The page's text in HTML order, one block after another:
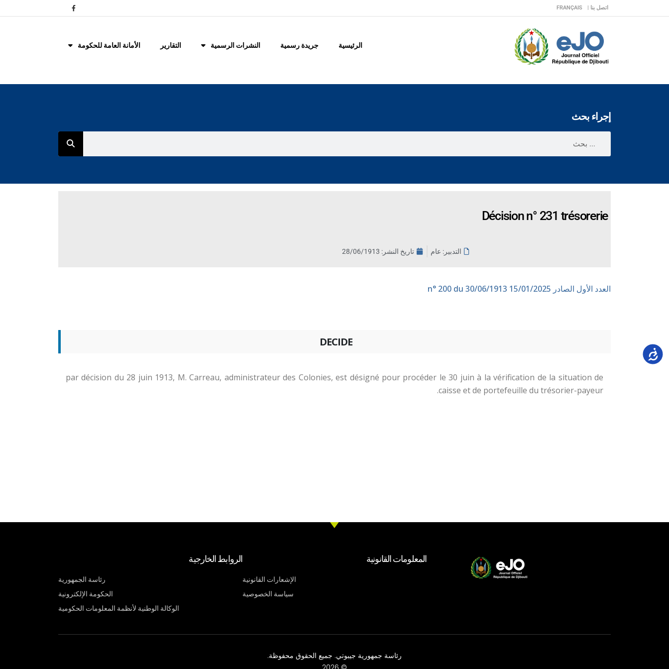
اتصل بنا | FRANÇAIS
الرئيسية جريدة رسمية النشرات الرسمية التقارير الأمانة العامة للحكومة
إجراء بحث
Décision n° 231 trésorerie
التدبير: عام تاريخ النشر: 28/06/1913
العدد الأول الصادر 15/01/2025
DECIDE
par décision du 28 juin 1913, M. Carreau, administrateur des Colonies, est désigné pour procéder le 30 juin à la vérification de la situation de
caisse et de portefeuille du trésorier-payeur.
المعلومات القانونية
الإشعارات القانونية
سياسة الخصوصية
الروابط الخارجية
رئاسة الجمهورية
الحكومة الإلكترونية
الوكالة الوطنية لأنظمة المعلومات الحكومية
رئاسة جمهورية جيبوتي. جميع الحقوق محفوظة.